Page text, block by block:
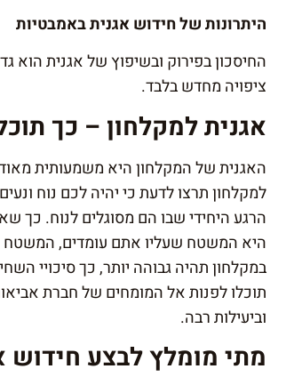
היתרונות של חידוש אגנית באמבטיות
החיסכון בפירוק ובשיפוץ של אגנית
ציפויה מחדש בלבד.
אגנית למקלחון – כך
האגנית של המקלחון היא משמעותית
למקלחון תרצו לדעת כי יהיה לכם נוח
הרגע היחידי שבו הם מסוגלים לנוח. כך
היא המשטח שעליו אתם עומדים, המשטח
במקלחון תהיה גבוהה יותר, כך סיכויי
תוכלו לפנות אל המומחים של חברת
וביעילות רבה.
מתי מומלץ לבצע חידוש